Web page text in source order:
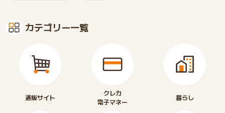
カテゴリー一覧
通販サイト
クレカ
電子マネー
暮らし